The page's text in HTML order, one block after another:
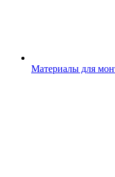
Материалы для